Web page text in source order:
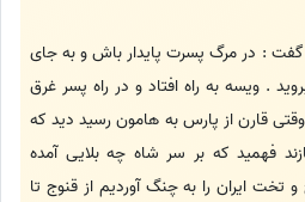
: در مرگ پسرت پایدار باش و به جای
. ویسه به راه افتاد و در راه پسر غرق
قارن از پارس به هامون رسید دید که
فهمید که بر سر شاه چه بلایی آمده
ایران را به چنگ آوردیم از قنوج تا